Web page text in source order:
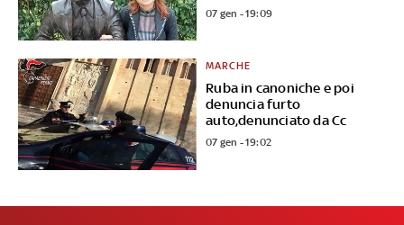
07 gen - 19:09
Ruba in canoniche e poi
denuncia furto
auto,denunciato da Cc
MARCHE
07 gen - 19:02